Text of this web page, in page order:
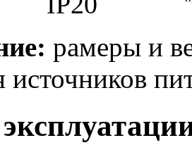
рамеры и
источников